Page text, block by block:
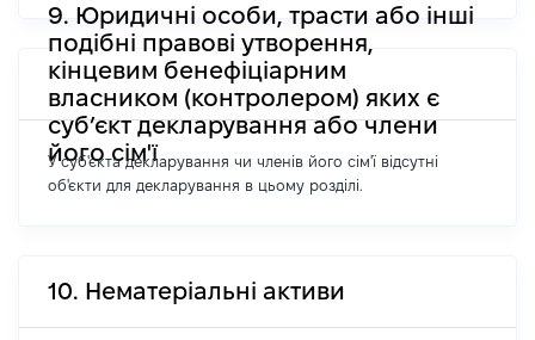
9. Юридичні особи, трасти або інші
подібні правові утворення,
кінцевим бенефіціарним
власником (контролером) яких є
суб’єкт декларування або члени
його сім'ї
У суб'єкта декларування чи членів його сім'ї відсутні
об'єкти для декларування в цьому розділі.
10. Нематеріальні активи